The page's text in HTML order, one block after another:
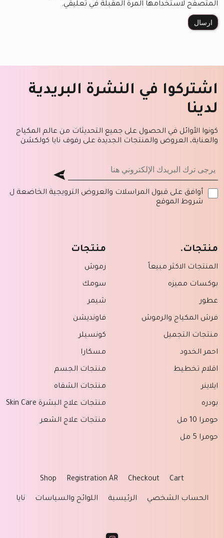
المتصفح لاستخدامها المرة المقبلة في تعليقي.
اشتركوا في النشرة البريدية
لدينا
كونوا الأوائل في الحصول على جميع التحديثات من عالم المكياج
والعناية، العروض والمنتجات الجديدة على رفوف نايا كولكشن
أوافق على قبول المراسلات والعروض الترويجية الخاضعة ل
شروط الموقع
منتجات.
المنتجات الاكثر مبيعاً
بوكسات مميزه
عطور
فرش المكياج والرموش
منتجات التجميل
احمر الخدود
اقلام تخطيط
ايلاينر
بودره
حومرا 10 مل
حومرا 5 مل
منتجات
رموش
سومك
شيمر
فاونديشن
كونسيلر
مسكارا
منتجات الجسم
منتجات الشفاه
منتجات علاج البشرة Skin Care
منتجات علاج الشعر
Cart
Checkout
Registration AR
Shop
الحساب الشخصي الرئيسية اللوائح والسياسات نايا